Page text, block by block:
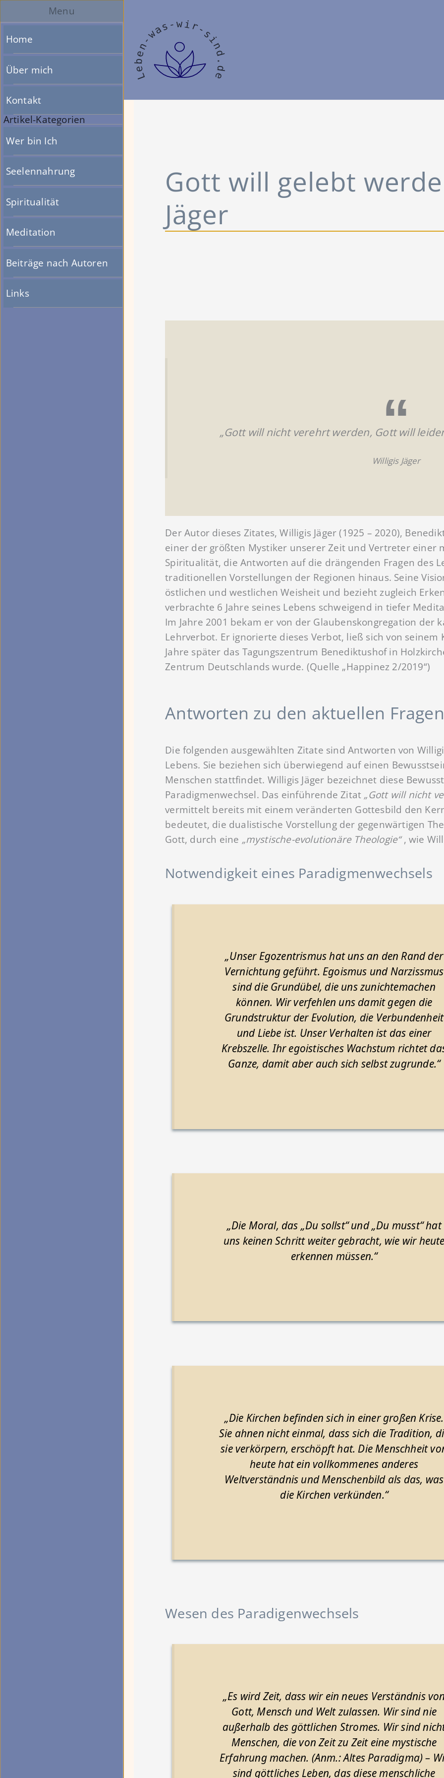
Menu
Home
Über mich
Kontakt
Artikel-Kategorien
Wer bin Ich
Seelennahrung
Spiritualität
Meditation
Beiträge nach Autoren
Links
Inhalt
springen
Gott will gelebt
Jäger
„Gott will nicht verehrt werden, Gott will
Willigis Jäger
Der Autor dieses Zitates, Willigis Jäger (1925 – 2020),
einer der größten Mystiker unserer Zeit und Vertreter einer
Spiritualität, die Antworten auf die drängenden Fragen des
traditionellen Vorstellungen der Regionen hinaus. Seine
östlichen und westlichen Weisheit und bezieht zugleich
verbrachte 6 Jahre seines Lebens schweigend in tiefer
Im Jahre 2001 bekam er von der Glaubenskongregation der
Lehrverbot. Er ignorierte dieses Verbot, ließ sich von
Jahre später das Tagungszentrum Benediktushof in
Zentrum Deutschlands wurde. (Quelle „Happinez 2/2019“)
Antworten zu den aktuellen
Die folgenden ausgewählten Zitate sind Antworten von
Lebens. Sie beziehen sich überwiegend auf einen
Menschen stattfindet. Willigis Jäger bezeichnet diese
Paradigmenwechsel. Das einführende Zitat „Gott will nicht
vermittelt bereits mit einem veränderten Gottesbild den
bedeutet, die dualistische Vorstellung der gegenwärtigen
Gott, durch eine „mystische-evolutionäre Theologie“, wie
Notwendigkeit eines Paradigmenwechsels
„Unser Egozentrismus hat uns an den Rand der
Vernichtung geführt. Egoismus und Narzissmus
sind die Grundübel, die uns zunichtemachen
können. Wir verfehlen uns damit gegen die
Grundstruktur der Evolution, die Verbundenheit
und Liebe ist. Unser Verhalten ist das einer
Krebszelle. Ihr egoistisches Wachstum richtet
Ganze, damit aber auch sich selbst zugrunde.“
„Die Moral, das „Du sollst“ und „Du musst“ hat
uns keinen Schritt weiter gebracht, wie wir
erkennen müssen.“
„Die Kirchen befinden sich in einer großen Krise.
Sie ahnen nicht einmal, dass sich die Tradition,
sie verkörpern, erschöpft hat. Die Menschheit
heute hat ein vollkommenes anderes
Weltverständnis und Menschenbild als das, was
die Kirchen verkünden.“
Wesen des Paradigenwechsels
„Es wird Zeit, dass wir ein neues Verständnis
Gott, Mensch und Welt zulassen. Wir sind nie
außerhalb des göttlichen Stromes. Wir sind
Menschen, die von Zeit zu Zeit eine mystische
Erfahrung machen. (Anm.: Altes Paradigma) –
sind göttliches Leben, das diese menschliche